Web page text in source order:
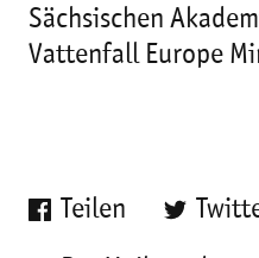
Sächsischen
Vattenfall Europe
Teilen